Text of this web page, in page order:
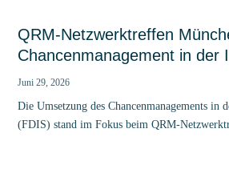
QRM-Netzwerktreffen
Chancenmanagement in der
Juni 29, 2026
Die Umsetzung des Chancenmanagements in
(FDIS) stand im Fokus beim QRM-